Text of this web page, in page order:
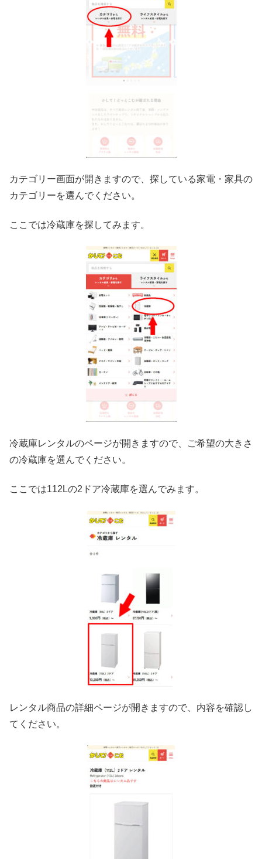
カテゴリー画面が開きますので、探している家電・家具の
カテゴリーを選んでください。
ここでは冷蔵庫を探してみます。
冷蔵庫レンタルのページが開きますので、ご希望の大きさ
の冷蔵庫を選んでください。
ここでは112Lの2ドア冷蔵庫を選んでみます。
レンタル商品の詳細ページが開きますので、内容を確認し
てください。